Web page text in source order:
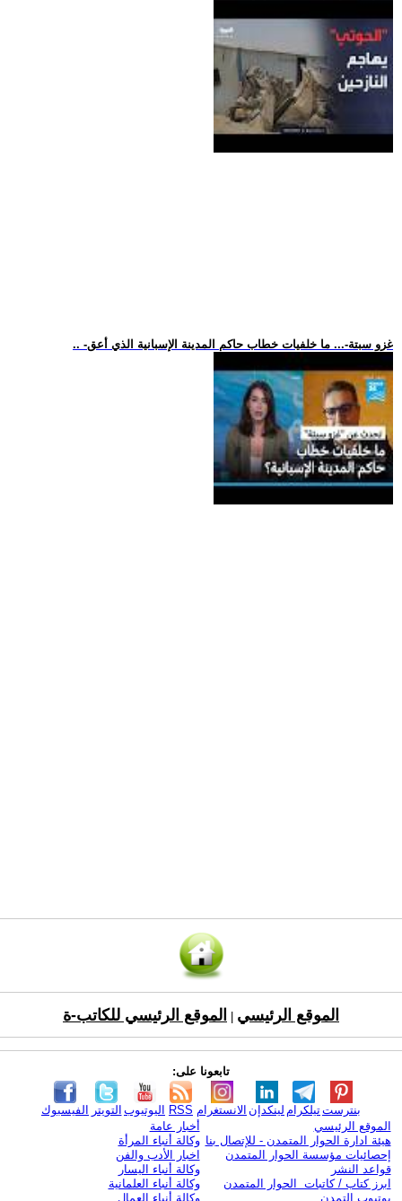
.. -غزو سبتة-... ما خلفيات خطاب حاكم المدينة الإسبانية الذي أعق
الموقع الرئيسي الموقع الرئيسي للكاتب-ة
تابعونا على:
الفيسبوك التويتر اليوتيوب RSS الانستغرام لينكدإن تيلكرامبنترست
الموقع الرئيسي
هيئة ادارة الحوار المتمدن - للإتصال بنا
إحصائيات مؤسسة الحوار المتمدن
قواعد النشر
ابرز كتاب / كاتبات الحوار المتمدن
يوتيوب التمدن
أخبار عامة
وكالة أنباء المرأة
اخبار الأدب والفن
وكالة أنباء اليسار
وكالة أنباء العلمانية
وكالة أنباء العمال